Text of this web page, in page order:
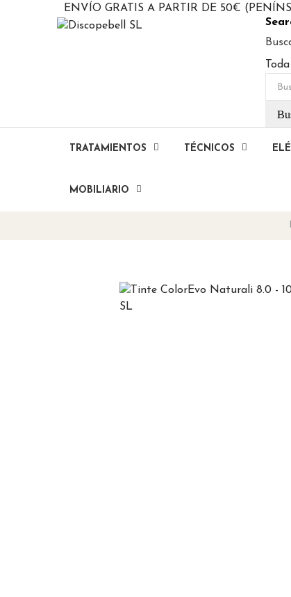
ENVÍO GRATIS A PARTIR DE 50€
TRATAMIENTOS TÉCNICOS
MOBILIARIO